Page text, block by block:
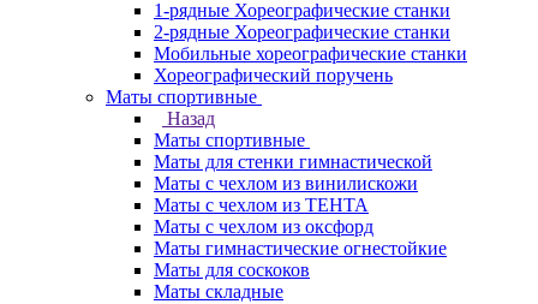
1-рядные Хореографические станки
2-рядные Хореографические станки
Мобильные хореографические станки
Хореографический поручень
Маты спортивные
Назад
Маты спортивные
Маты для стенки гимнастической
Маты с чехлом из винилискожи
Маты с чехлом из ТЕНТА
Маты с чехлом из оксфорд
Маты гимнастические огнестойкие
Маты для соскоков
Маты складные